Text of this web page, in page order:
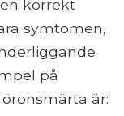
korrekt
symtomen,
på
är: